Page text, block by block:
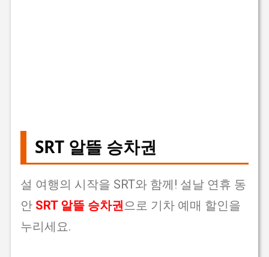
SRT 알뜰 승차권
설 여행의 시작을 SRT와 함께! 설날 연휴 동
안 SRT 알뜰 승차권 으로 기차 예매 할인을
누리세요.